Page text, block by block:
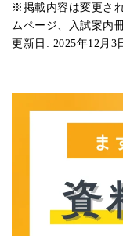
※掲載内容は変更さ
ムページ、入試案内
更新日: 2025年12月3